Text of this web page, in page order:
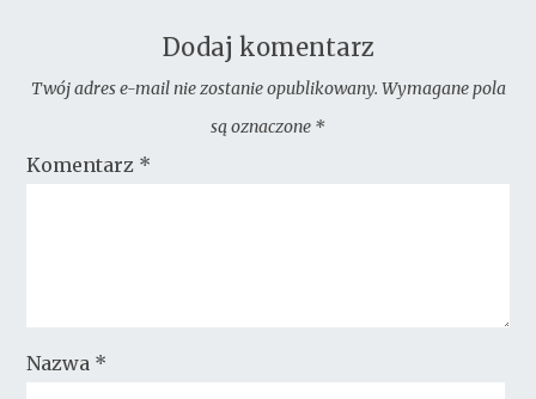
Dodaj komentarz
Twój adres e-mail nie zostanie opublikowany. Wymagane pola
są oznaczone *
Komentarz *
Nazwa *